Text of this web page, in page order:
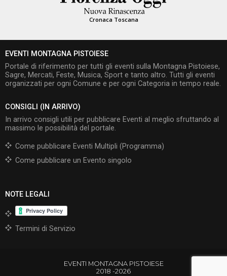
Cronaca Toscana
EVENTI MONTAGNA PISTOIESE
Portale di riferimento per tutti gli eventi sulla Montagna Pistoiese,
Sagre, Mercati, Feste, Musica, Sport e tanto altro. Tutti gli eventi
organizzati per ogni Comune e per ogni Categoria in tempo reale.
CONSIGLI (IN ARRIVO)
In arrivo consigli utili per pubblicare Eventi al meglio sfruttando al
massimo le possibilità del portale.
Come pubblicare Eventi Multipli (Programma)
Come pubblicare un Evento singolo
NOTE LEGALI
Termini di Servizio
EVENTI MONTAGNA PISTOIESE
2018 -2026